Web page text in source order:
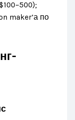
maker’а по